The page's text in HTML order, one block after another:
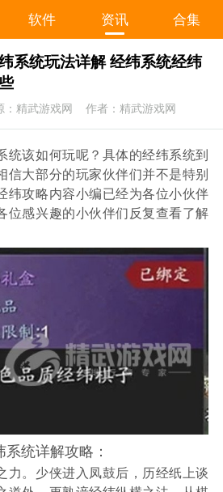
软件 资讯 合集
系统玩法详解 经纬系统经纬
：精武游戏网 作者：精武游戏网
统该如何玩呢？具体的经纬系统到
信大部分的玩家伙伴们并不是特别
纬攻略内容小编已经为各位小伙伴
位感兴趣的小伙伴们反复查看了解
统详解攻略：
力。少侠进入凤鼓后，历经纸上谈